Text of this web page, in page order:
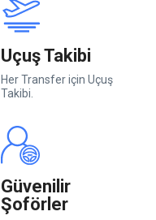
Uçuş Takibi
Her Transfer için Uçuş
Takibi.
Güvenilir
Şoförler